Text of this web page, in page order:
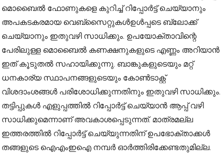
മൊബൈല്‍ ഫോണുകളെ കുറിച്ച് റിപ്പോര്‍ട്ട് ചെയ്യാനും
അപകടകരമായ വെബ്‌സൈറ്റുകള്‍ഉള്‍പ്പടെ ബ്ലോക്ക്
ചെയ്യാനും ഇതുവഴി സാധിക്കും. ഉപയോക്താവിന്റെ
പേരിലുള്ള മൊബൈല്‍ കണക്ഷനുകളുടെ എണ്ണം അറിയാന്‍
ഇത് കൂടുതല്‍ സഹായിക്കുന്നു. ബാങ്കുകളുടെയും മറ്റ്
ധനകാര്യ സ്ഥാപനങ്ങളുടെയും കോണ്‍ടാക്റ്റ്
വിശദാംശങ്ങള്‍ പരിശോധിക്കുന്നതിനും ഇതുവഴി സാധിക്കും.
തട്ടിപ്പുകള്‍ എളുപ്പത്തില്‍ റിപ്പോര്‍ട്ട് ചെയ്യാന്‍ ആപ്പ് വഴി
സാധിക്കുമെന്നാണ് അവകാശപ്പെടുന്നത്. മാത്രമല്ല
ഇത്തരത്തില്‍ റിപ്പോര്‍ട്ട് ചെയ്യുന്നതിന് ഉപഭോക്താക്കള്‍
തങ്ങളുടെ ഐഎംഇഐ നമ്പര്‍ ഓര്‍ത്തിരിക്കേണ്ടതുമില്ല.